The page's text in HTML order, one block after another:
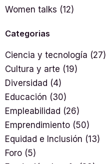
Women talks (12)
Categorias
Ciencia y tecnología (27)
Cultura y arte (19)
Diversidad (4)
Educación (30)
Empleabilidad (26)
Emprendimiento (50)
Equidad e Inclusión (13)
Foro (5)